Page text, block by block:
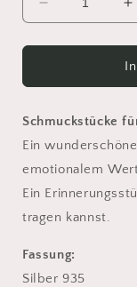
Verringere
die
Menge
Haarlocke
Buchstaben
in
Silber
Gold
Rosé
20mm
in
Schmuckstücke
Ein
emotionalem
Ein
tragen kannst.
Fassung:
Silber 935